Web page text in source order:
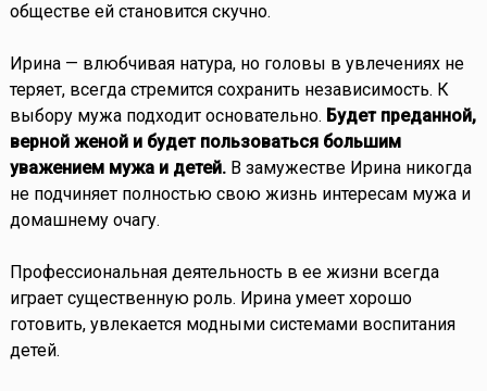
обществе ей становится скучно.
Ирина — влюбчивая натура, но головы в увлечениях не
теряет, всегда стремится сохранить независимость. К
выбору мужа подходит основательно. Будет преданной,
верной женой и будет пользоваться большим
уважением мужа и детей.В замужестве Ирина никогда
не подчиняет полностью свою жизнь интересам мужа и
домашнему очагу.
Профессиональная деятельность в ее жизни всегда
играет существенную роль. Ирина умеет хорошо
готовить, увлекается модными системами воспитания
детей.